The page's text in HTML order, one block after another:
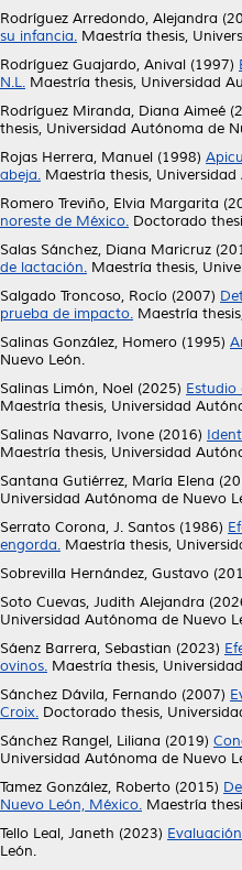
Rodríguez Arredondo, Alejandra
su infancia. Maestría thesis,
Rodríguez Guajardo, Anival (1997)
N.L. Maestría thesis, Universidad
Rodríguez Miranda, Diana Aimeé
thesis, Universidad Autónoma de
Rojas Herrera, Manuel (1998)
abeja. Maestría thesis,
Romero Treviño, Elvia Margarita
noreste de México. Doctorado
Salas Sánchez, Diana Maricruz
de lactación. Maestría thesis,
Salgado Troncoso, Rocío (2007)
prueba de impacto. Maestría
Salinas González, Homero (1995)
Nuevo León.
Salinas Limón, Noel (2025) Estudio
Maestría thesis, Universidad
Salinas Navarro, Ivone (2016)
Maestría thesis, Universidad
Santana Gutiérrez, María Elena
Universidad Autónoma de Nuevo
Serrato Corona, J. Santos (1986)
engorda. Maestría thesis,
Sobrevilla Hernández, Gustavo
Soto Cuevas, Judith Alejandra
Universidad Autónoma de Nuevo
Sáenz Barrera, Sebastian (2023)
ovinos. Maestría thesis,
Sánchez Dávila, Fernando (2007)
Croix. Doctorado thesis,
Sánchez Rangel, Liliana (2019)
Universidad Autónoma de Nuevo
Tamez González, Roberto (2015)
Nuevo León, México. Maestría
Tello Leal, Janeth (2023)
León.